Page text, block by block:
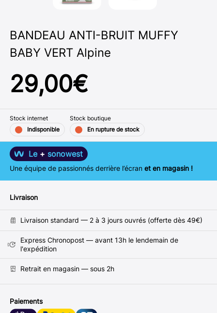
BANDEAU ANTI-BRUIT MUFFY
BABY VERT Alpine
29,00€
Stock internet
Indisponible
Stock boutique
En rupture de stock
Le + sonowest
Une équipe de passionnés derrière l’écran et en magasin !
Livraison
Livraison standard — 2 à 3 jours ouvrés (offerte dès 49€)
Express Chronopost — avant 13h le lendemain de
l'expédition
Retrait en magasin — sous 2h
Paiements